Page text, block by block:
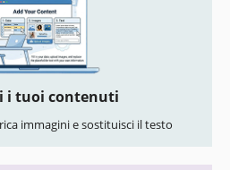
i tuoi contenuti
immagini e sostituisci il testo